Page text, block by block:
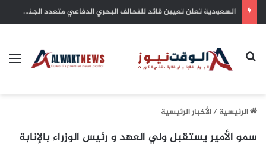
بلدية الكويت: التزام أصحاب الأعمال بترخيص أنشطتهم التجارية ضمان للاستدامة وحماية للاستثمارات
بحث عن
الرئيسية/الأخبار الرئيسية
سمو الأمير يستقبل ولي العهد و رئيس الوزراء بالإنابة